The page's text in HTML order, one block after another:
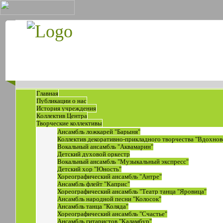
Главная
Публикации о нас
История учреждения
Коллектив Центра
Творческие коллективы
Ансамбль ложкарей "Барыня"
Коллектив декоративно-прикладного творчества
Вокальный ансамбль "Аквамарин"
Детский духовой оркестр
Вокальный ансамбль "Музыкальный экспресс"
Детский хор "Юность"
Хореографический ансамбль "Антре"
Ансамбль флейт "Каприс"
Хореографический ансамбль "Театр танца "Яровица"
Ансамбль народной песни "Колосок"
Ансамбль танца "Коляда"
Хореографический ансамбль "Счастье"
Ансамбль гитаристов "Каламбур"